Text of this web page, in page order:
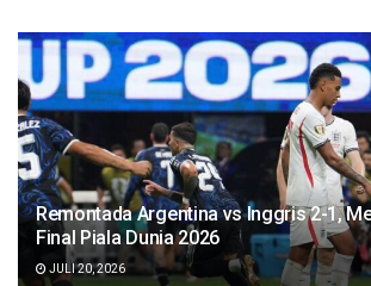
Remontada Argentina vs Inggris 2-1,
Final Piala Dunia 2026
JULI 20, 2026